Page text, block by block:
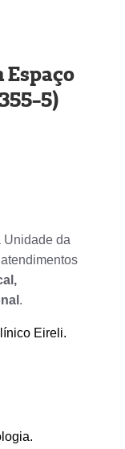
5)
Unidade da
.
Eireli.